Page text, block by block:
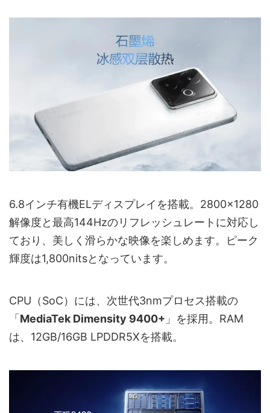
6.8インチ有機ELディスプレイを搭載。2800×1280
解像度と最高144Hzのリフレッシュレートに対応し
ており、美しく滑らかな映像を楽しめます。ピーク
輝度は1,800nitsとなっています。
CPU（SoC）には、次世代3nmプロセス搭載の
「 MediaTek Dimensity 9400+ 」を採用。RAM
は、12GB/16GB LPDDR5Xを搭載。